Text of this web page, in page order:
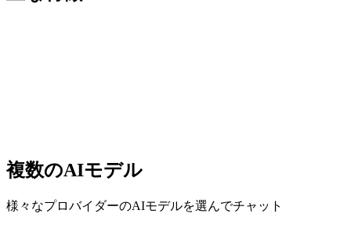
複数のAIモデル
様々なプロバイダーのAIモデルを選んでチャット